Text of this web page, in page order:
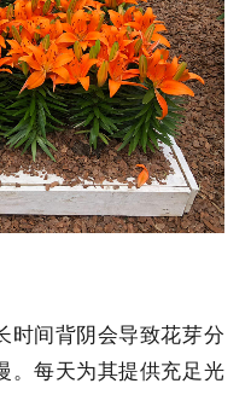
时间背阴会导致花芽分
。每天为其提供充足光